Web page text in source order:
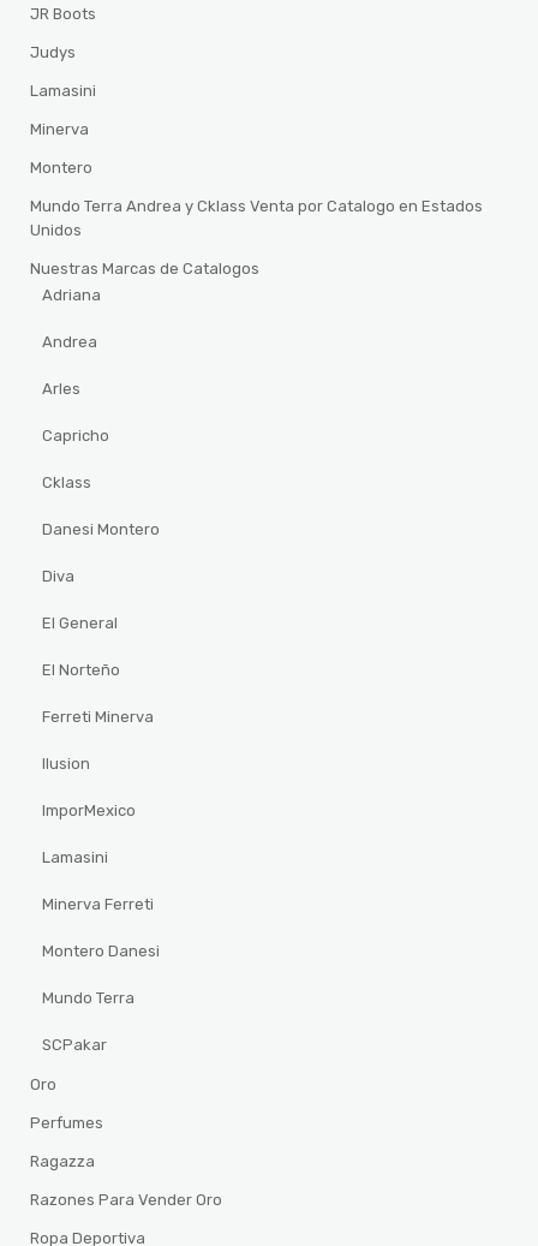
JR Boots
Judys
Lamasini
Minerva
Montero
Mundo Terra Andrea y Cklass Venta por Catalogo en Estados
Unidos
Nuestras Marcas de Catalogos
Adriana
Andrea
Arles
Capricho
Cklass
Danesi Montero
Diva
El General
El Norteño
Ferreti Minerva
Ilusion
ImporMexico
Lamasini
Minerva Ferreti
Montero Danesi
Mundo Terra
SCPakar
Oro
Perfumes
Ragazza
Razones Para Vender Oro
Ropa Deportiva